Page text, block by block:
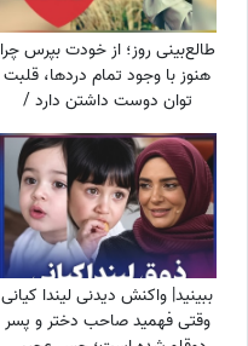
طالع‌بینی روز؛ از خودت بپرس چرا
هنوز با وجود تمام دردها، قلبت
توان دوست داشتن دارد /
یک‌شنبه 18 مرداد 1405
ببینید| واکنش دیدنی لیندا کیانی
وقتی فهمید صاحب دختر و پسر